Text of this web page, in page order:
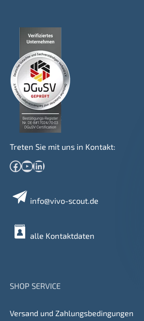
Treten Sie mit uns in Kontakt:
Facebook YouTube LinkedIn
info@vivo-scout.de
alle Kontaktdaten
SHOP SERVICE
Versand und Zahlungsbedingungen